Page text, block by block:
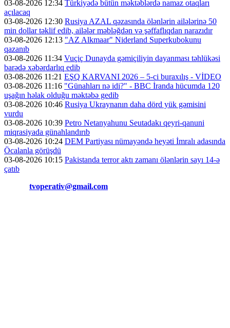
03-08-2026 12:34 Türkiyədə bütün məktəblərdə namaz otaqları
açılacaq
03-08-2026 12:30 Rusiya AZAL qəzasında ölənlərin ailələrinə 50
min dollar təklif edib, ailələr məbləğdən və şəffaflıqdan narazıdır
03-08-2026 12:13 "AZ Alkmaar" Niderland Superkubokunu
qazanıb
03-08-2026 11:34 Vuçiç Dunayda gəmiçiliyin dayanması təhlükəsi
barədə xəbərdarlıq edib
03-08-2026 11:21 EŞQ KARVANI 2026 – 5-ci buraxılış - VİDEO
03-08-2026 11:16 "Günahları nə idi?" - BBC İranda hücumda 120
uşağın həlak olduğu məktəbə gedib
03-08-2026 10:46 Rusiya Ukraynanın daha dörd yük gəmisini
vurdu
03-08-2026 10:39 Petro Netanyahunu Seutadakı qeyri-qanuni
miqrasiyada günahlandırıb
03-08-2026 10:24 DEM Partiyası nümayəndə heyəti İmralı adasında
Öcalanla görüşdü
03-08-2026 10:15 Pakistanda terror aktı zamanı ölənlərin sayı 14-ə
çatıb
tvoperativ@gmail.com